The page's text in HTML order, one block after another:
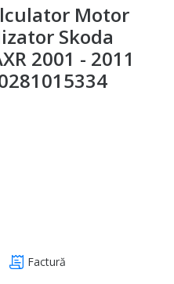
Motor
Skoda
2001 - 2011
Factură